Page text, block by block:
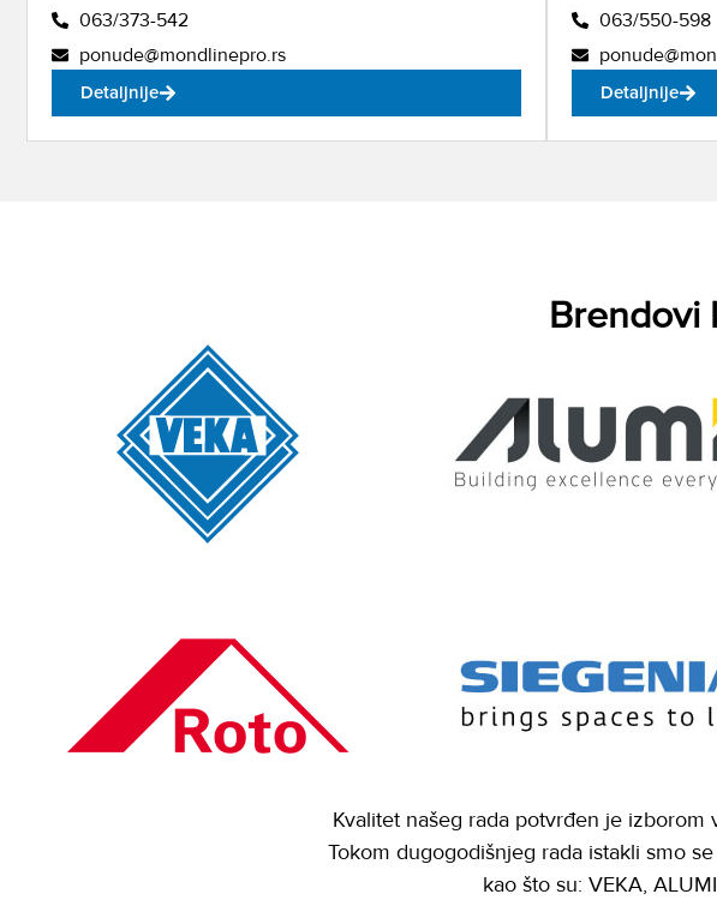
063/373-542
ponude@mondlinepro.rs
Detaljnije
063/550-598
Detaljnije
Brendovi
Kvalitet našeg rada potvrđen je
Tokom dugogodišnjeg rada istakli smo
kao što su: VEKA,